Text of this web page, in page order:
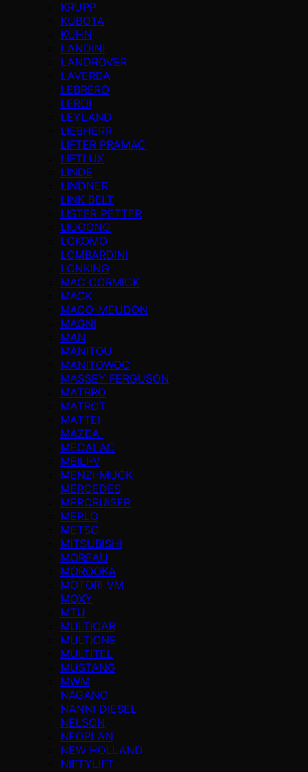
KRUPP
KUBOTA
KUHN
LANDINI
LANDROVER
LAVERDA
LEBRERO
LEROI
LEYLAND
LIEBHERR
LIFTER PRAMAC
LIFTLUX
LINDE
LINDNER
LINK BELT
LISTER PETTER
LIUGONG
LOKOMO
LOMBARDINI
LONKING
MAC CORMICK
MACK
MACO-MEUDON
MAGNI
MAN
MANITOU
MANITOWOC
MASSEY FERGUSON
MATBRO
MATROT
MATTEI
MAZDA
MECALAC
MEILI-V
MENZI-MUCK
MERCEDES
MERCRUISER
MERLO
METSO
MITSUBISHI
MOREAU
MOROOKA
MOTORI VM
MOXY
MTU
MULTICAR
MULTIONE
MULTITEL
MUSTANG
MWM
NAGANO
NANNI DIESEL
NELSON
NEOPLAN
NEW HOLLAND
NIFTYLIFT